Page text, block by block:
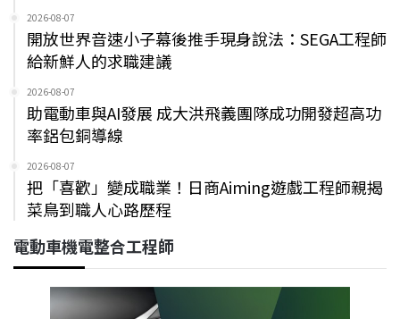
2026-08-07
開放世界音速小子幕後推手現身說法：SEGA工程師
給新鮮人的求職建議
2026-08-07
助電動車與AI發展 成大洪飛義團隊成功開發超高功
率鋁包銅導線
2026-08-07
把「喜歡」變成職業！日商Aiming遊戲工程師親揭
菜鳥到職人心路歷程
電動車機電整合工程師